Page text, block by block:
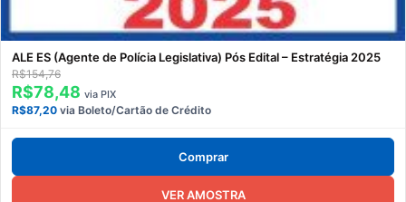
ALE ES (Agente de Polícia Legislativa) Pós Edital – Estratégia 2025
R$154,76
R$78,48 via PIX
R$87,20 via Boleto/Cartão de Crédito
Comprar
VER AMOSTRA